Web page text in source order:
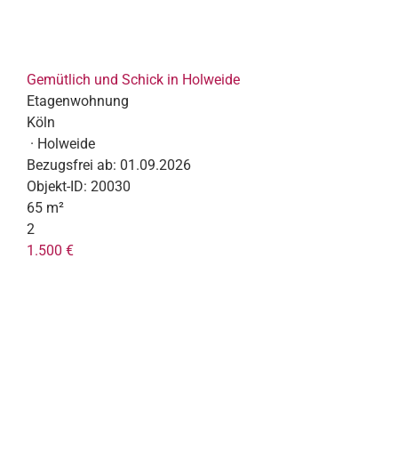
Gemütlich und Schick in Holweide
Etagenwohnung
Köln
· Holweide
Bezugsfrei ab: 01.09.2026
Objekt-ID: 20030
65 m²
2
1.500 €